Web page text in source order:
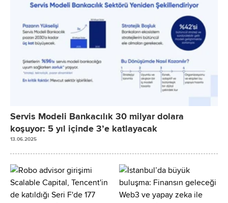
Servis Modeli Bankacılık 30 milyar dolara
koşuyor: 5 yıl içinde 3’e katlayacak
13.06.2025